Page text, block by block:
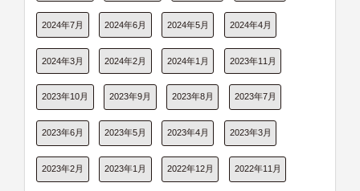
2024年7月 2024年6月 2024年5月 2024年4月
2024年3月 2024年2月 2024年1月 2023年11月
2023年10月 2023年9月 2023年8月 2023年7月
2023年6月 2023年5月 2023年4月 2023年3月
2023年2月 2023年1月 2022年12月 2022年11月